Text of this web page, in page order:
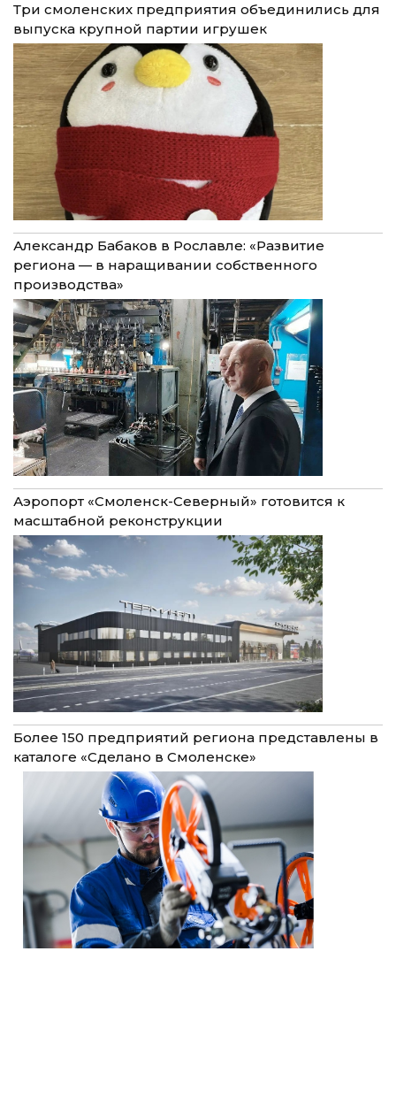
Три смоленских предприятия объединились для
выпуска крупной партии игрушек
Александр Бабаков в Рославле: «Развитие
региона — в наращивании собственного
производства»
Аэропорт «Смоленск-Северный» готовится к
масштабной реконструкции
Более 150 предприятий региона представлены в
каталоге «Сделано в Смоленске»